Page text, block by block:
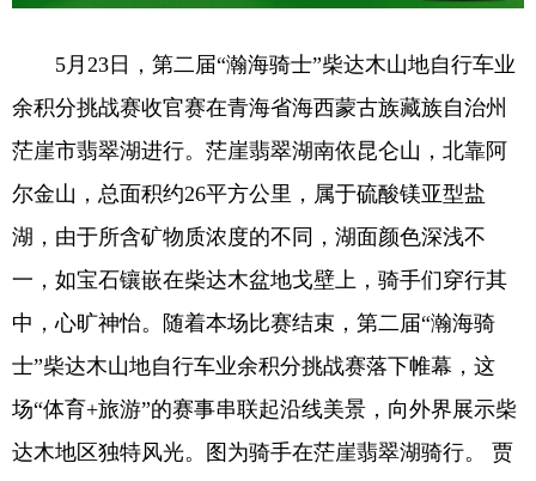
5月23日，第二届“瀚海骑士”柴达木山地自行车业
余积分挑战赛收官赛在青海省海西蒙古族藏族自治州
茫崖市翡翠湖进行。茫崖翡翠湖南依昆仑山，北靠阿
尔金山，总面积约26平方公里，属于硫酸镁亚型盐
湖，由于所含矿物质浓度的不同，湖面颜色深浅不
一，如宝石镶嵌在柴达木盆地戈壁上，骑手们穿行其
中，心旷神怡。随着本场比赛结束，第二届“瀚海骑
士”柴达木山地自行车业余积分挑战赛落下帷幕，这
场“体育+旅游”的赛事串联起沿线美景，向外界展示柴
达木地区独特风光。图为骑手在茫崖翡翠湖骑行。 贾